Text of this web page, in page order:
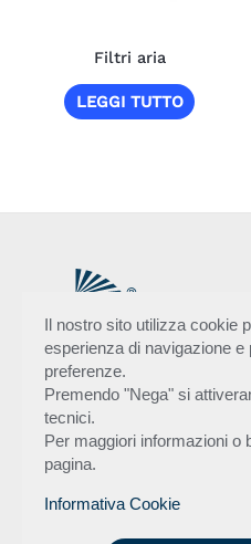
Filtri aria
LEGGI TUTTO
Flytec S.r.l.
Via Lorenzetti 10/c
Talacchio di Colbordolo,
Tel+39 0721 478020
Il nostro sito utilizza cookie
esperienza di navigazione e
preferenze.
Premendo "Nega" si
tecnici.
Per maggiori informazioni o
pagina.
Informativa Cookie